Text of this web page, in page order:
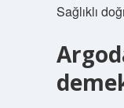
Sağlıklı